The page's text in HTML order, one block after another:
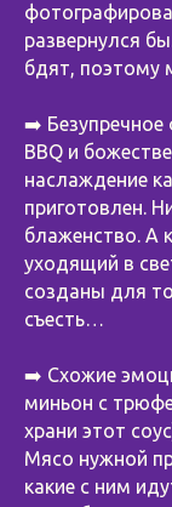
развернулся
бдят, поэтому
➡️ Безупречное
BBQ и
наслаждение
приготовлен.
блаженство. А
уходящий в
созданы для
съесть…
➡️ Схожие
миньон с
храни этот
Мясо нужной
какие с ним